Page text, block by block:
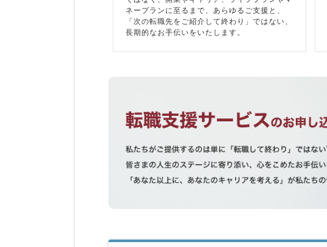
ネープランに至るまで、あらゆるご支援と、
「次の転職先をご紹介して終わり」ではない、
長期的なお手伝いをいたします。